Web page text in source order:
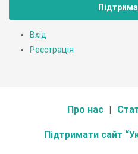
Вхід
Реєстрація
Про нас
Підтримати сайт